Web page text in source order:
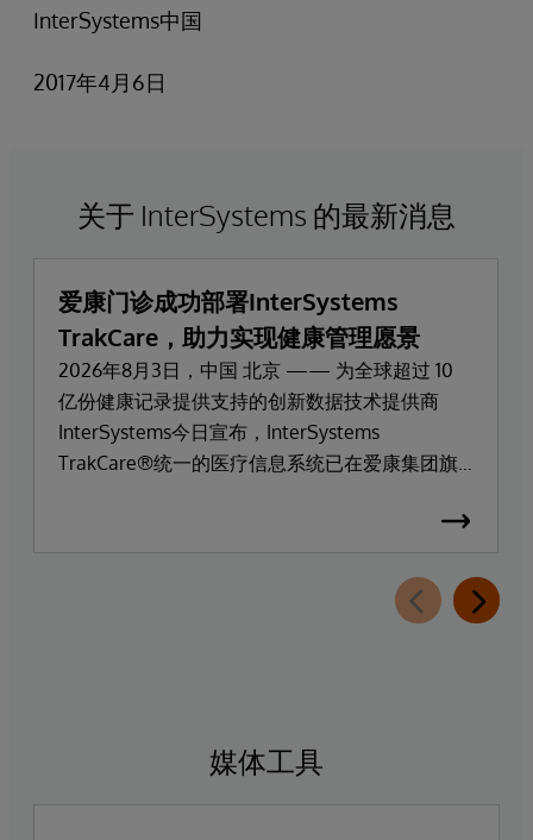
InterSystems中国
2017年4月6日
关于 InterSystems 的最新消息
爱康门诊成功部署InterSystems
TrakCare，助力实现健康管理愿景
2026年8月3日，中国 北京 —— 为全球超过 10
亿份健康记录提供支持的创新数据技术提供商
InterSystems今日宣布，InterSystems
TrakCare®统一的医疗信息系统已在爱康集团旗
媒体工具